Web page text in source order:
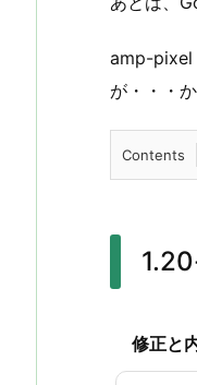
amp-pixel
が・・・
Contents
l
修正と